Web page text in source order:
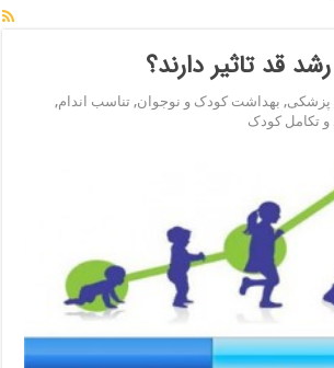
قد تاثیر دارند؟
پزشکی, بهداشت کودک و نوجوان, تناسب اندام,
تکامل کودک